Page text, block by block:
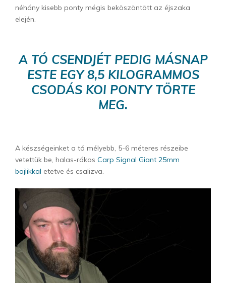
néhány kisebb ponty mégis beköszöntött az éjszaka
elején.
A TÓ CSENDJÉT PEDIG MÁSNAP
ESTE EGY 8,5 KILOGRAMMOS
CSODÁS KOI PONTY TÖRTE
MEG.
A készségeinket a tó mélyebb, 5-6 méteres részeibe
vetettük be, halas-rákos Carp Signal Giant 25mm
bojlikkal etetve és csalizva.